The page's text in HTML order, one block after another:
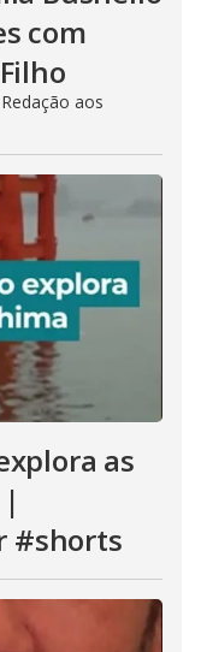
com
aos
as
#shorts